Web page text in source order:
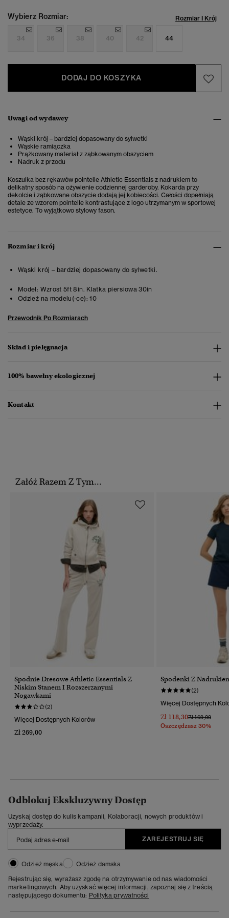
Wybierz Rozmiar: Rozmiar I Krój
34 36 38 40 42 44
DODAJ DO KOSZYKA
Uwagi od wydawcy
Wąski krój – bardziej dopasowany do sylwetki
Wąskie ramiączka
Prążkowany materiał z ząbkowanym obszyciem
Nadruk z przodu
Koszulka bez rękawów pointelle Athletic Essentials z nadrukiem to
delikatny sposób na ożywienie codziennej garderoby. Kokarda przy
dekolcie i ząbkowane obszycie dodają jej kobiecości. Całości dopełniają
detale ze wzorem pointelle kontrastujące z logo utrzymanym w sportowej
estetyce. To wyjątkowo stylowy fason.
Rozmiar i krój
Wąski krój – bardziej dopasowany do sylwetki.
Model: Wzrost 5ft 8in. Klatka piersiowa 30in
Odzież na modelu(-ce): 10
Przewodnik Po Rozmiarach
Skład i pielęgnacja
100% bawełny ekologicznej
Kontakt
Załóż Razem Z Tym...
Spodnie Dresowe Athletic Essentials Z
Niskim Stanem I Rozszerzanymi
Nogawkami
(2)
Więcej Dostępnych Kolorów
Zł 269,00
Spodenki Z
(2)
Więcej Dostępnych
Zł 118,30Cena
Zł 169,00Do
Oszczędzasz 30%
Odblokuj Ekskluzywny Dostęp
Uzyskaj dostęp do kulis kampanii, Kolaboracji, nowych produktów i
wyprzedaży.
ZAREJESTRUJ SIĘ
Odzież męska
Odzież damska
Rejestrując się, wyrażasz zgodę na otrzymywanie od nas wiadomości
marketingowych. Aby uzyskać więcej informacji, zapoznaj się z treścią
następującego dokumentu: Polityka prywatności